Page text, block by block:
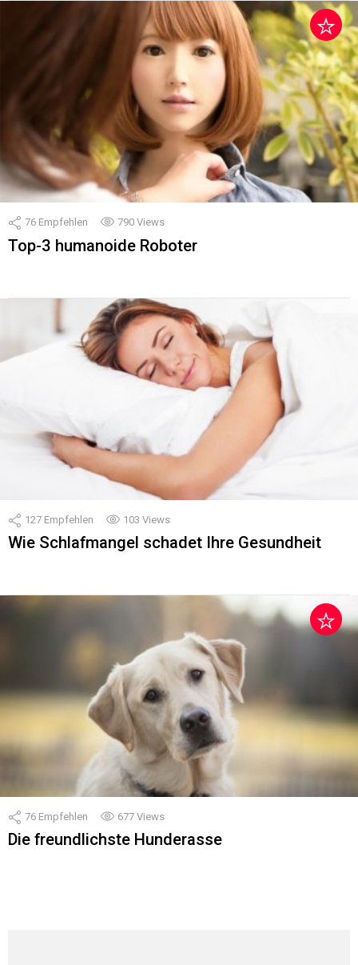
76 Empfehlen 790 Views
Top-3 humanoide Roboter
127 Empfehlen 103 Views
Wie Schlafmangel schadet Ihre Gesundheit
76 Empfehlen 677 Views
Die freundlichste Hunderasse